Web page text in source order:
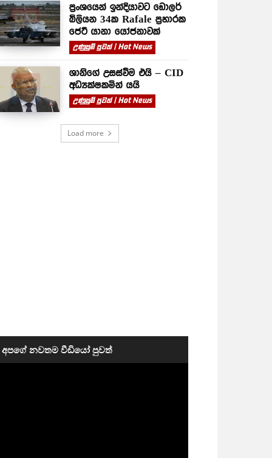
ප්‍රංශයෙන් ඉන්දියාවට ඩොලර්
බිලියන 34ක Rafale ප්‍රහාරක
ජෙට් යානා යෝජනාවක්
උණුසුම් පුවත් | Hot News
ශානිගේ උසස්වීම එයි – CID
අධ්‍යක්ෂකමින් යයි
උණුසුම් පුවත් | Hot News
Load more
අපගේ නවතම වීඩියෝ පුවත්